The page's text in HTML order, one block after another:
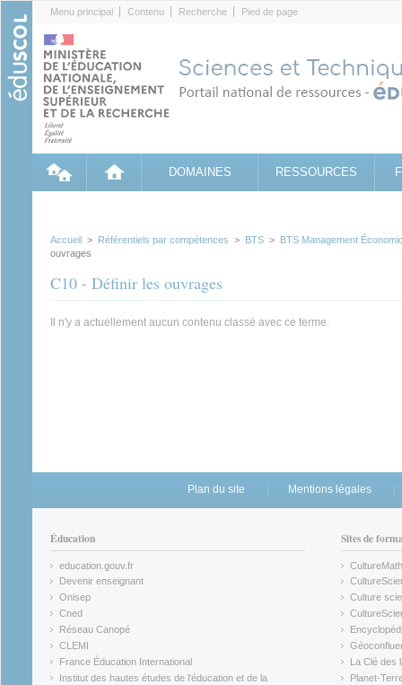
Menu principal Contenu Recherche Pied de page
DOMAINES RESSOURCES
Accueil > Référentiels par compétences > BTS > BTS Management
ouvrages
C10 - Définir les ouvrages
Il n'y a actuellement aucun contenu classé avec ce terme.
Plan du site Mentions légales
Éducation
education.gouv.fr
(link is external)
Devenir enseignant
(link is external)
Onisep
(link is external)
Cned
(link is external)
Réseau Canopé
(link is external)
CLEMI
(link is external)
France Éducation International
(link is external)
Institut des hautes études de l'éducation et de la
Sites de
CultureMath
(link is
(link is
Culture
(link is
(link is
(link is
La Clé des
(link is
Planet-